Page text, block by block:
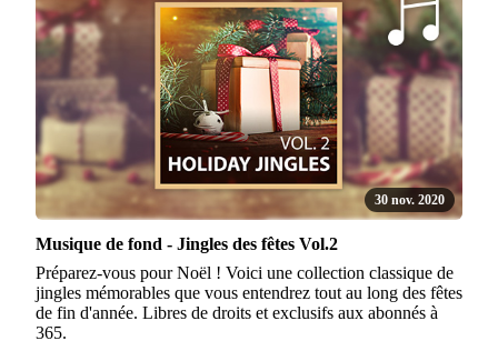
30 nov. 2020
Musique de fond - Jingles des fêtes Vol.2
Préparez-vous pour Noël ! Voici une collection classique de
jingles mémorables que vous entendrez tout au long des fêtes
de fin d'année. Libres de droits et exclusifs aux abonnés à
365.